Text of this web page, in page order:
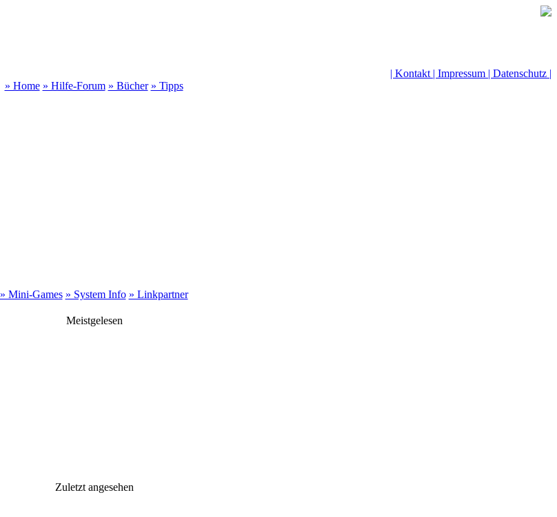
| Kontakt | Impressum | Datenschutz |
» Home » Hilfe-Forum » Bücher » Tipps
» Mini-Games » System Info » Linkpartner
Meistgelesen
Zuletzt angesehen